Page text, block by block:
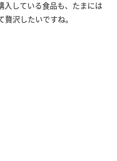
入している食品も、たまには
沢したいですね。